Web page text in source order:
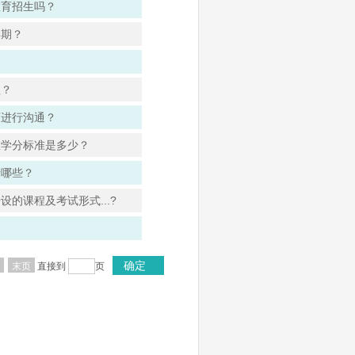
招生吗？
？
行沟通？
分标准是多少？
些？
的课程及考试形式...?
确定
末页 直接到 页